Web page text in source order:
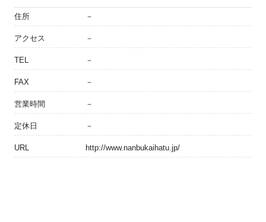
住所 －
アクセス －
TEL －
FAX －
営業時間 －
定休日 －
URL http://www.nanbukaihatu.jp/